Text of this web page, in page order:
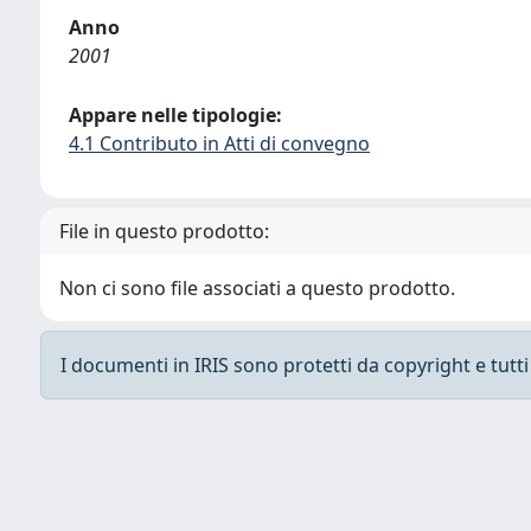
Anno
2001
Appare nelle tipologie:
4.1 Contributo in Atti di convegno
File in questo prodotto:
Non ci sono file associati a questo prodotto.
I documenti in IRIS sono protetti da copyright e